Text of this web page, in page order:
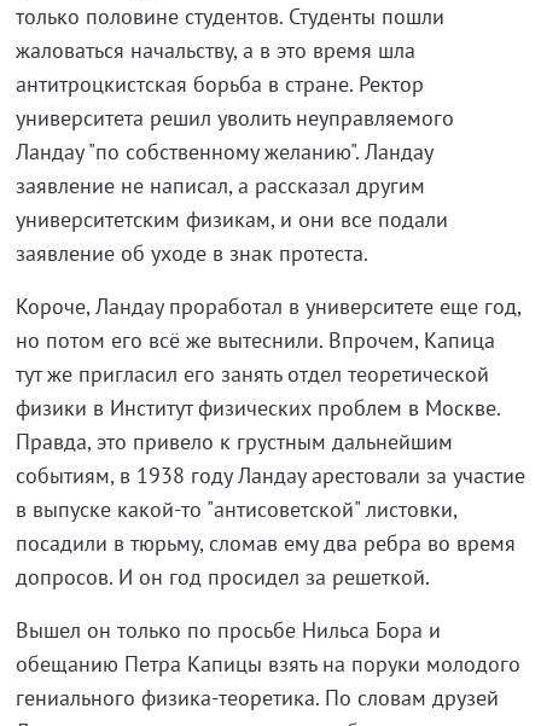
только половине студентов. Студенты пошли
жаловаться начальству, а в это время шла
антитроцкистская борьба в стране. Ректор
университета решил уволить неуправляемого
Ландау "по собственному желанию". Ландау
заявление не написал, а рассказал другим
университетским физикам, и они все подали
заявление об уходе в знак протеста.
Короче, Ландау проработал в университете еще год,
но потом его всё же вытеснили. Впрочем, Капица
тут же пригласил его занять отдел теоретической
физики в Институт физических проблем в Москве.
Правда, это привело к грустным дальнейшим
событиям, в 1938 году Ландау арестовали за участие
в выпуске какой-то "антисоветской" листовки,
посадили в тюрьму, сломав ему два ребра во время
допросов. И он год просидел за решеткой.
Вышел он только по просьбе Нильса Бора и
обещанию Петра Капицы взять на поруки молодого
гениального физика-теоретика. По словам друзей